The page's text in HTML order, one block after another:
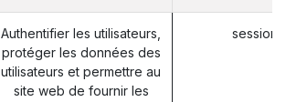
Authentifier les utilisateurs,
protéger les données des
utilisateurs et permettre au
site web de fournir les